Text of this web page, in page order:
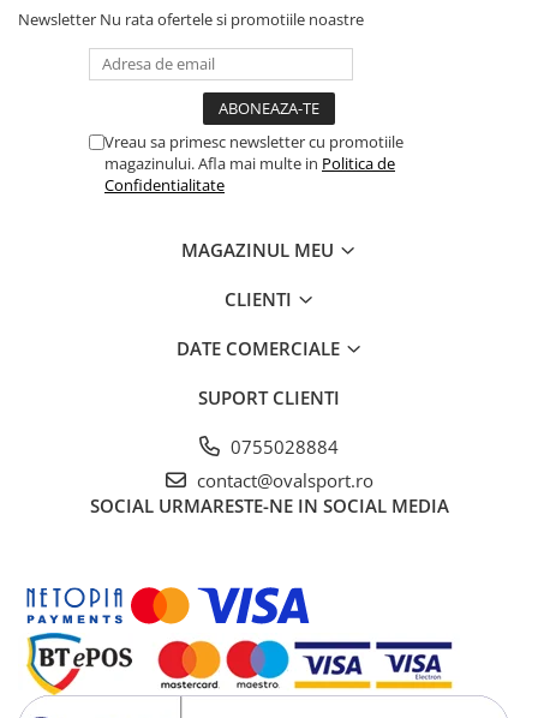
Newsletter Nu rata ofertele si promotiile noastre
Vreau sa primesc newsletter cu promotiile
magazinului. Afla mai multe in Politica de
Confidentialitate
MAGAZINUL MEU
CLIENTI
DATE COMERCIALE
SUPORT CLIENTI
0755028884
contact@ovalsport.ro
SOCIAL URMARESTE-NE IN SOCIAL MEDIA